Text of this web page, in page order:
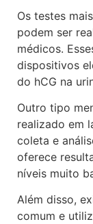
Os testes
podem ser
médicos.
dispositivos
do hCG na
Outro tipo
realizado em
coleta e
oferece
níveis muito
Além disso,
comum e